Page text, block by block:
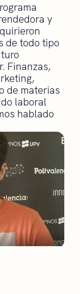
y
de todo tipo
Finanzas,
de materias
laboral
hablado